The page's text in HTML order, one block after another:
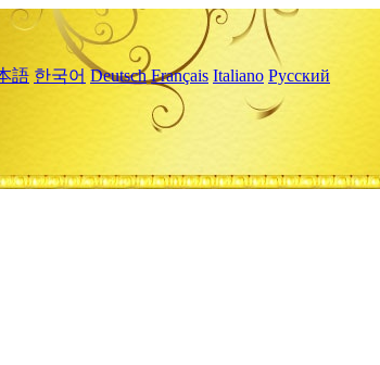
語 한국어 Deutsch Français Italiano Русский